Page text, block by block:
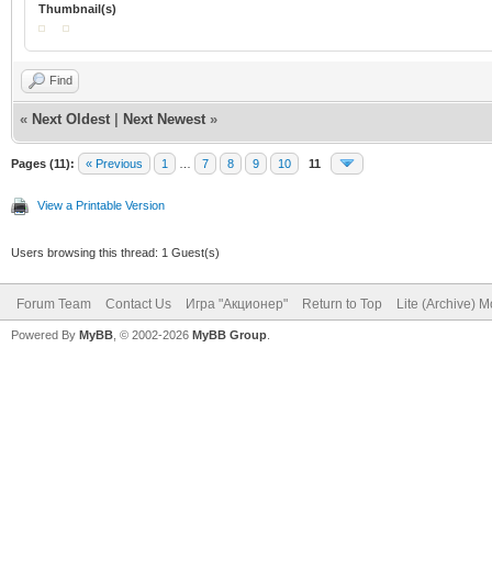
Thumbnail(s)
Find
« Next Oldest Next Newest »
Pages (11): « Previous 1 7 8 9 10 11
View a Printable Version
Users browsing this thread: 1 Guest(s)
Forum Team Contact Us Игра "Акционер" Return to Top Lite (Archive)
Powered By MyBB , © 2002-2026 MyBB Group